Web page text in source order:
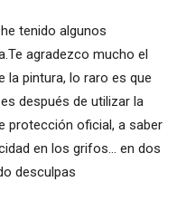
tenido algunos
agradezco mucho el
la pintura, lo raro es que
después de utilizar la
protección oficial, a saber
en los grifos... en dos
desculpas